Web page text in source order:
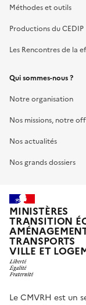
Méthodes et outils
Productions du CEDIP
Les Rencontres de la
Qui sommes-nous ?
Notre organisation
Nos missions, notre
Nos actualités
Nos grands dossiers
MINISTÈRES
TRANSITION
TRANSPORTS
VILLE ET
Le CMVRH est un